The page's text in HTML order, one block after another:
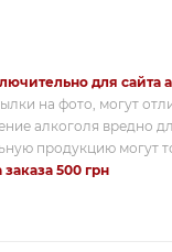
для сайта
на фото, могут
алкоголя вредно
продукцию могут
500 грн